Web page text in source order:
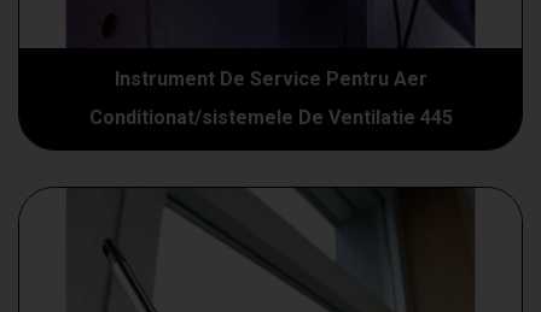
Instrument De Service Pentru Aer
Conditionat/sistemele De Ventilatie 445